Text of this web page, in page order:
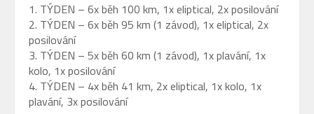
1. TÝDEN – 6x běh 100 km, 1x eliptical, 2x posilování
2. TÝDEN – 6x běh 95 km (1 závod), 1x eliptical, 2x
posilování
3. TÝDEN – 5x běh 60 km (1 závod), 1x plavání, 1x
kolo, 1x posilování
4. TÝDEN – 4x běh 41 km, 2x eliptical, 1x kolo, 1x
plavání, 3x posilování